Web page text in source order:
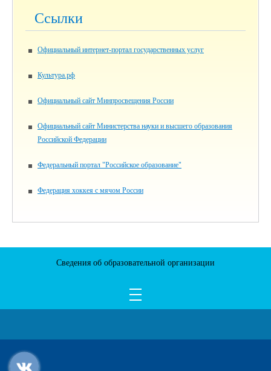
Ссылки
Официальный интернет-портал государственных услуг
Культура.рф
Официальный сайт Минпросвещения России
Официальный сайт Министерства науки и высшего образования
Российской Федерации
Федеральный портал "Российское образование"
Федерация хоккея с мячом России
Сведения об образовательной организации